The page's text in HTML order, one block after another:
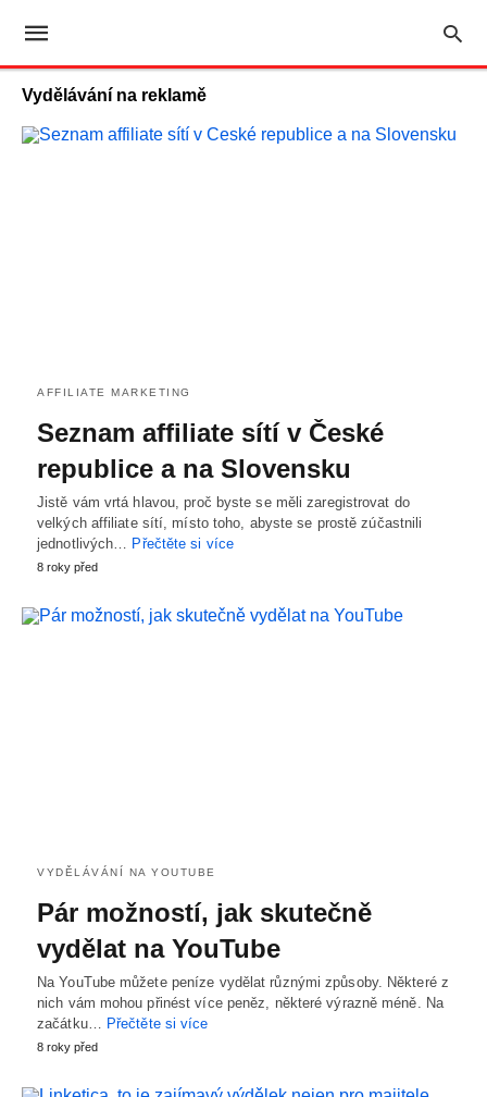
Vydělávání na reklamě
AFFILIATE MARKETING
Seznam affiliate sítí v České
republice a na Slovensku
Jistě vám vrtá hlavou, proč byste se měli zaregistrovat do
velkých affiliate sítí, místo toho, abyste se prostě zúčastnili
jednotlivých… Přečtěte si více
8 roky před
VYDĚLÁVÁNÍ NA YOUTUBE
Pár možností, jak skutečně
vydělat na YouTube
Na YouTube můžete peníze vydělat různými způsoby. Některé z
nich vám mohou přinést více peněz, některé výrazně méně. Na
začátku… Přečtěte si více
8 roky před